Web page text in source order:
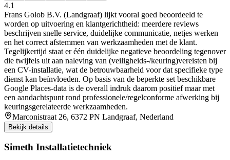
4.1
Frans Golob B.V. (Landgraaf) lijkt vooral goed beoordeeld te
worden op uitvoering en klantgerichtheid: meerdere reviews
beschrijven snelle service, duidelijke communicatie, netjes werken
en het correct afstemmen van werkzaamheden met de klant.
Tegelijkertijd staat er één duidelijke negatieve beoordeling tegenover
die twijfels uit aan naleving van (veiligheids-/keuring)vereisten bij
een CV-installatie, wat de betrouwbaarheid voor dat specifieke type
dienst kan beïnvloeden. Op basis van de beperkte set beschikbare
Google Places-data is de overall indruk daarom positief maar met
een aandachtspunt rond professionele/regelconforme afwerking bij
keuringsgerelateerde werkzaamheden.
Marconistraat 26, 6372 PN Landgraaf, Nederland
Bekijk details
Simeth Installatietechniek